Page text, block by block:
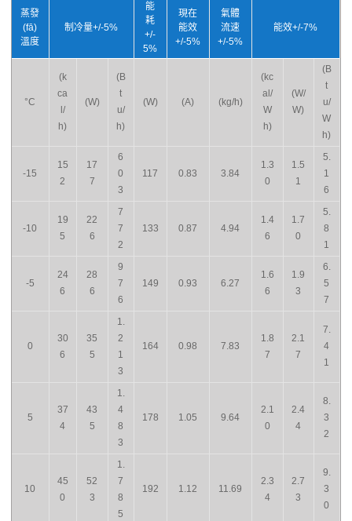
蒸發
(fā)
溫度
制冷量+/-5%
能
耗
+/-
5%
現在
能效
+/-5%
氣體
流速
+/-5%
能效+/-7%
°C
(k
ca
l/
h)
(W)
(B
t
u/
h)
(W) (A) (kg/h)
(kc
al/
W
h)
(W/
W)
(B
t
u/
W
h)
-15
15
2
17
7
6
0
3
117 0.83 3.84
1.3
0
1.5
1
5.
1
6
-10
19
5
22
6
7
7
2
133 0.87 4.94
1.4
6
1.7
0
5.
8
1
-5
24
6
28
6
9
7
6
149 0.93 6.27
1.6
6
1.9
3
6.
5
7
0
30
6
35
5
1.
2
1
3
164 0.98 7.83
1.8
7
2.1
7
7.
4
1
5
37
4
43
5
1.
4
8
3
178 1.05 9.64
2.1
0
2.4
4
8.
3
2
10
45
0
52
3
1.
7
8
5
192 1.12 11.69
2.3
4
2.7
3
9.
3
0